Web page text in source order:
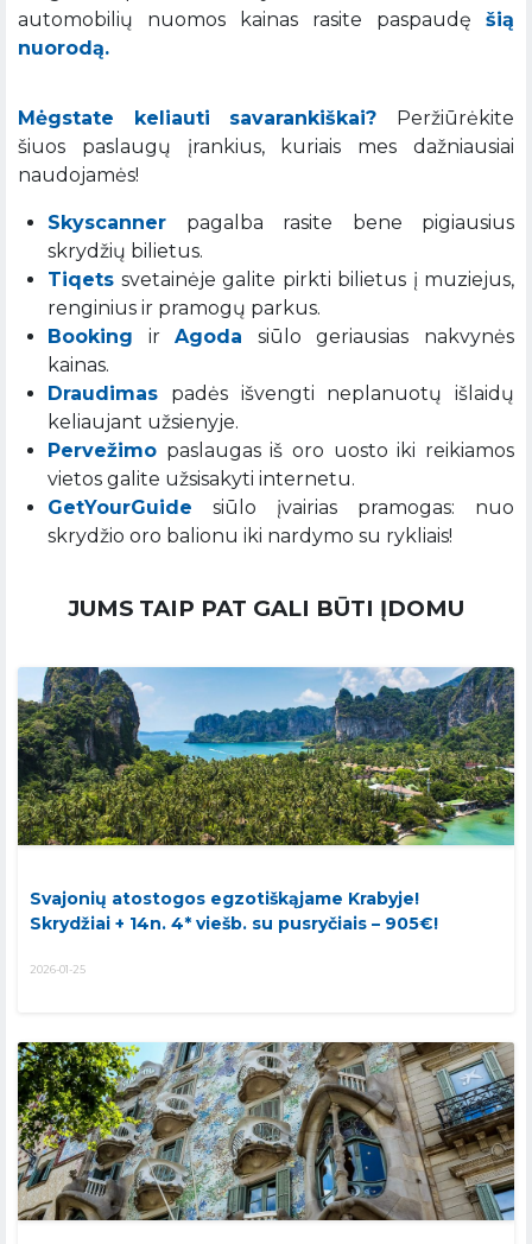
automobilių nuomos kainas rasite paspaudę šią
nuorodą.
Mėgstate keliauti savarankiškai?
Peržiūrėkite
šiuos paslaugų įrankius, kuriais mes dažniausiai
naudojamės!
Skyscanner pagalba rasite bene pigiausius
skrydžių bilietus.
Tiqets svetainėje galite pirkti bilietus į muziejus,
renginius ir pramogų parkus.
Booking irAgoda siūlo geriausias nakvynės
kainas.
Draudimas padės išvengti neplanuotų išlaidų
keliaujant užsienyje.
Pervežimo paslaugas iš oro uosto iki reikiamos
vietos galite užsisakyti internetu.
GetYourGuide siūlo įvairias pramogas: nuo
skrydžio oro balionu iki nardymo su rykliais!
JUMS TAIP PAT GALI BŪTI ĮDOMU
Svajonių atostogos egzotiškąjame Krabyje!
Skrydžiai + 14n. 4* viešb. su pusryčiais – 905€!
2026-01-25